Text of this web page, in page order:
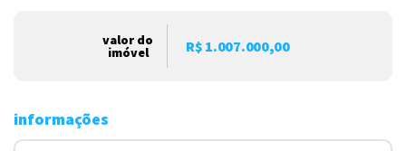
valor do
imóvel R$ 1.007.000,00
informações